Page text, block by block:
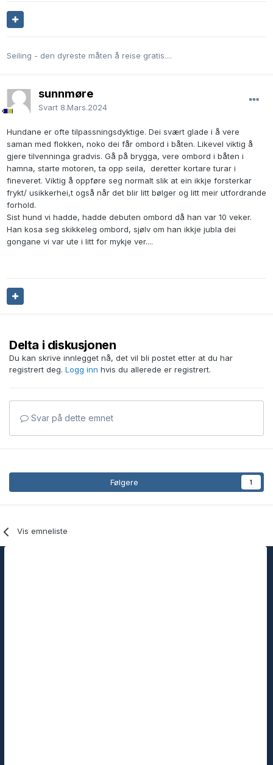
Seiling - den dyreste måten å reise gratis....
sunnmøre
Svart 8.Mars.2024
Hundane er ofte tilpassningsdyktige. Dei svært glade i å vere
saman med flokken, noko dei får ombord i båten. Likevel viktig å
gjere tilvenninga gradvis. Gå på brygga, vere ombord i båten i
hamna, starte motoren, ta opp seila, deretter kortare turar i
fineveret. Viktig å oppføre seg normalt slik at ein ikkje forsterkar
frykt/ usikkerhei,t også når det blir litt bølger og litt meir utfordrande
forhold.
Sist hund vi hadde, hadde debuten ombord då han var 10 veker.
Han kosa seg skikkeleg ombord, sjølv om han ikkje jubla dei
gongane vi var ute i litt for mykje ver....
Delta i diskusjonen
Du kan skrive innlegget nå, det vil bli postet etter at du har
registrert deg. Logg inn hvis du allerede er registrert.
Svar på dette emnet
Følgere 1
Vis emneliste